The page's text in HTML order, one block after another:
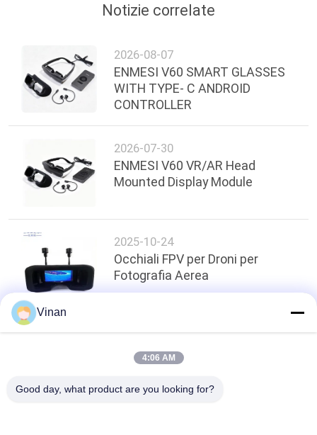
Notizie correlate
2026-08-07
ENMESI V60 SMART GLASSES
WITH TYPE- C ANDROID
CONTROLLER
2026-07-30
ENMESI V60 VR/AR Head
Mounted Display Module
2025-10-24
Occhiali FPV per Droni per
Fotografia Aerea
top
Vinan
4:06 AM
Good day, what product are you looking for?